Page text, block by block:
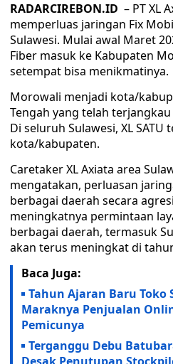
RADARCIREBON.ID – PT XL
memperluas jaringan Fix
Sulawesi. Mulai awal Maret
Fiber masuk ke Kabupaten
setempat bisa menikmatinya.
Morowali menjadi kota/
Tengah yang telah
Di seluruh Sulawesi, XL
kota/kabupaten.
Caretaker XL Axiata area
mengatakan, perluasan
berbagai daerah secara
meningkatnya permintaan
berbagai daerah, termasuk
akan terus meningkat di
Baca Juga:
Tahun Ajaran Baru Toko
Maraknya Penjualan
Pemicunya
Terganggu Debu